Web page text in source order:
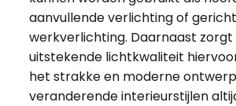
aanvullende verlichting of
werkverlichting. Daarnaast
uitstekende lichtkwaliteit
het strakke en moderne
veranderende interieurstijlen